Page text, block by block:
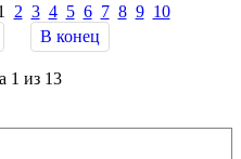
2 3 4 5 6 7 8 9 10
В конец
1 из 13